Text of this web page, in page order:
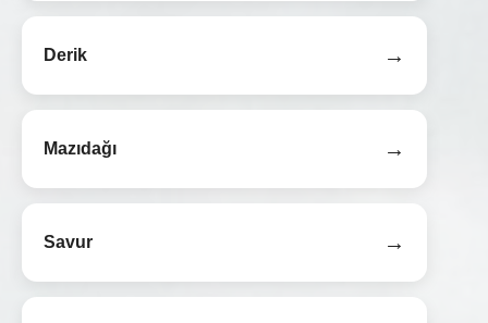
Derik →
Mazıdağı →
Savur →